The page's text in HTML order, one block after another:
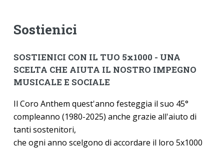
Sostienici
SOSTIENICI CON IL TUO 5x1000 - UNA
SCELTA CHE AIUTA IL NOSTRO IMPEGNO
MUSICALE E SOCIALE
Il Coro Anthem quest'anno festeggia il suo 45°
compleanno (1980-2025) anche grazie all'aiuto di
tanti sostenitori,
che ogni anno scelgono di accordare il loro 5x1000